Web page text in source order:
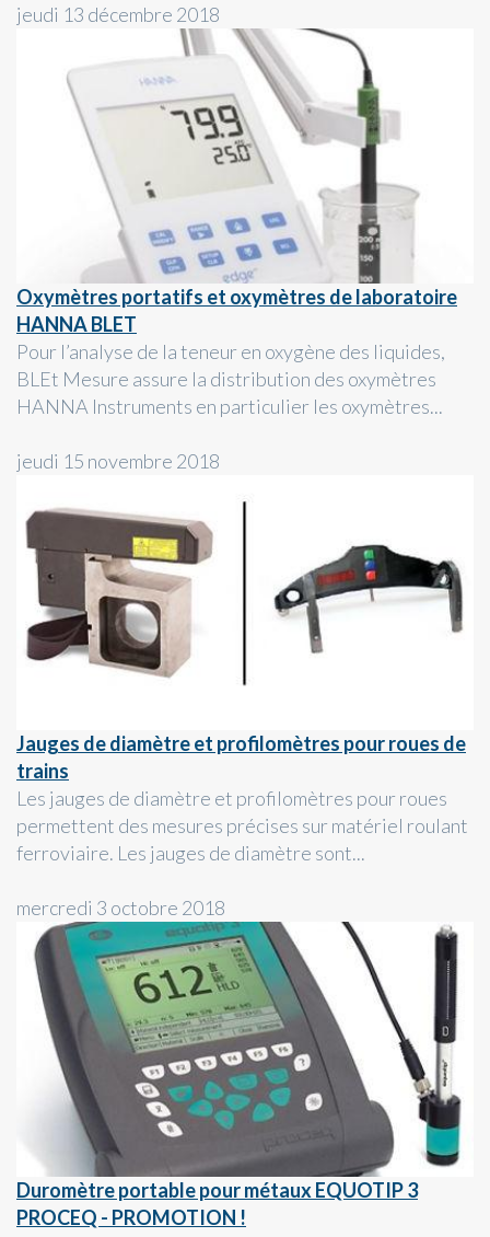
jeudi 13 décembre 2018
Oxymètres portatifs et oxymètres de laboratoire
HANNA BLET
Pour l’analyse de la teneur en oxygène des liquides,
BLEt Mesure assure la distribution des oxymètres
HANNA Instruments en particulier les oxymètres...
jeudi 15 novembre 2018
Jauges de diamètre et profilomètres pour roues de
trains
Les jauges de diamètre et profilomètres pour roues
permettent des mesures précises sur matériel roulant
ferroviaire. Les jauges de diamètre sont...
mercredi 3 octobre 2018
Duromètre portable pour métaux EQUOTIP 3
PROCEQ - PROMOTION !